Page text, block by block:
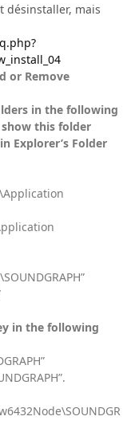
désinstaller, mais
or Remove
in the following
this folder
Explorer’s Folder
in the following